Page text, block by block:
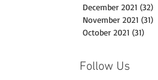
December 2021 (32)
November 2021 (31)
October 2021 (31)
Follow Us